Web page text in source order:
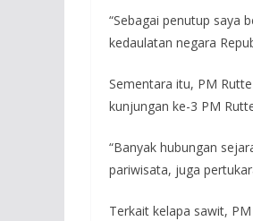
“Sebagai penutup saya
kedaulatan negara
Sementara itu, PM
kunjungan ke-3 PM
“Banyak hubungan
pariwisata, juga
Terkait kelapa sawit,